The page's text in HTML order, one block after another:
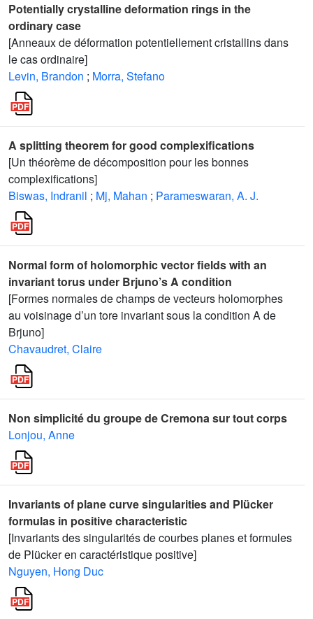
Potentially crystalline deformation rings in the
ordinary case
[Anneaux de déformation potentiellement cristallins dans
le cas ordinaire]
Levin, Brandon ; Morra, Stefano
A splitting theorem for good complexifications
[Un théorème de décomposition pour les bonnes
complexifications]
Biswas, Indranil ; Mj, Mahan ; Parameswaran, A. J.
Normal form of holomorphic vector fields with an
invariant torus under Brjuno’s A condition
[Formes normales de champs de vecteurs holomorphes
au voisinage d’un tore invariant sous la condition A de
Brjuno]
Chavaudret, Claire
Non simplicité du groupe de Cremona sur tout corps
Lonjou, Anne
Invariants of plane curve singularities and Plücker
formulas in positive characteristic
[Invariants des singularités de courbes planes et formules
de Plücker en caractéristique positive]
Nguyen, Hong Duc